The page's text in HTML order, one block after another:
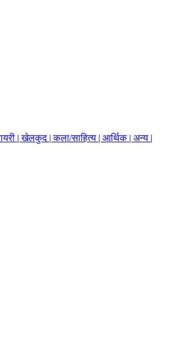
|खेलकुद |कला/साहित्य | आर्थिक | अन्य |